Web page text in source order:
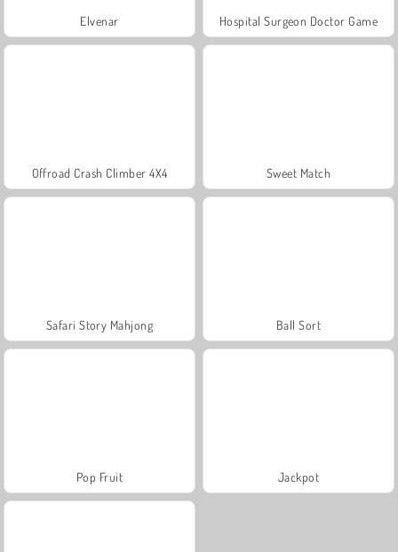
Elvenar Hospital Surgeon Doctor Game
Offroad Crash Climber 4X4 Sweet Match
Safari Story Mahjong Ball Sort
Pop Fruit Jackpot